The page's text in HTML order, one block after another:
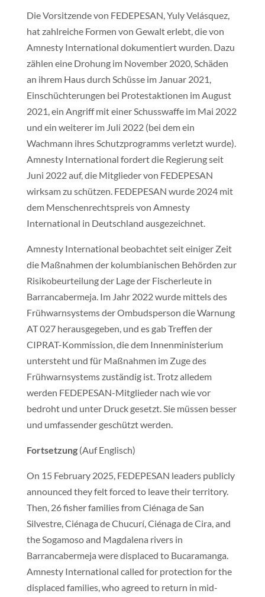
Die Vorsitzende von FEDEPESAN, Yuly Velásquez,
hat zahlreiche Formen von Gewalt erlebt, die von
Amnesty International dokumentiert wurden. Dazu
zählen eine Drohung im November 2020, Schäden
an ihrem Haus durch Schüsse im Januar 2021,
Einschüchterungen bei Protestaktionen im August
2021, ein Angriff mit einer Schusswaffe im Mai 2022
und ein weiterer im Juli 2022 (bei dem ein
Wachmann ihres Schutzprogramms verletzt wurde).
Amnesty International fordert die Regierung seit
Juni 2022 auf, die Mitglieder von FEDEPESAN
wirksam zu schützen. FEDEPESAN wurde 2024 mit
dem Menschenrechtspreis von Amnesty
International in Deutschland ausgezeichnet.
Amnesty International beobachtet seit einiger Zeit
die Maßnahmen der kolumbianischen Behörden zur
Risikobeurteilung der Lage der Fischerleute in
Barrancabermeja. Im Jahr 2022 wurde mittels des
Frühwarnsystems der Ombudsperson die Warnung
AT 027 herausgegeben, und es gab Treffen der
CIPRAT-Kommission, die dem Innenministerium
untersteht und für Maßnahmen im Zuge des
Frühwarnsystems zuständig ist. Trotz alledem
werden FEDEPESAN-Mitglieder nach wie vor
bedroht und unter Druck gesetzt. Sie müssen besser
und umfassender geschützt werden.
Fortsetzung(Auf Englisch)
On 15 February 2025, FEDEPESAN leaders publicly
announced they felt forced to leave their territory.
Then, 26 fisher families from Ciénaga de San
Silvestre, Ciénaga de Chucurí, Ciénaga de Cira, and
the Sogamoso and Magdalena rivers in
Barrancabermeja were displaced to Bucaramanga.
Amnesty International called for protection for the
displaced families, who agreed to return in mid-